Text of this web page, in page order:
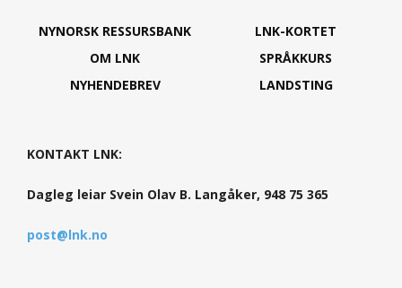
NYNORSK RESSURSBANK
OM LNK
NYHENDEBREV
LNK-KORTET
SPRÅKKURS
LANDSTING
KONTAKT LNK:
Dagleg leiar Svein Olav B. Langåker, 948 75 365
post@lnk.no